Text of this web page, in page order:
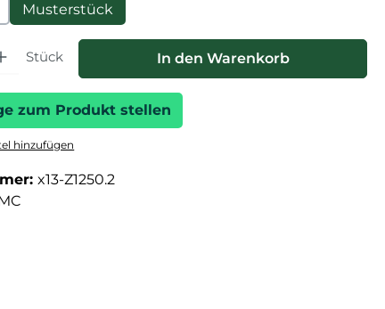
Musterstück
Gib den gewünschten Wert ein oder benutze die
Stück In den Warenkorb
zum Produkt stellen
hinzufügen
x13-Z1250.2